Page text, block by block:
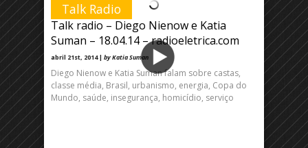
Talk Radio
Talk radio – Diego Nienow e Katia
Suman – 18.04.14 – radioeletrica.com
abril 21st, 2014 | by Katia Suman
Diego Nienow e Katia Suman falam sobre castas,
classe média, Brasil, urbanismo, energia, Copa do
Mundo, saúde, insegurança, homicídio, serviço